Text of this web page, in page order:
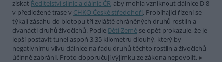
získat Ředitelství silnic a dálnic ČR, aby mohla vzniknout dálnice D 8
v předložené trase v CHKO České středohoří. Probíhající řízení se
týkají zásahu do biotopu tří zvláště chráněných druhů rostlin a
dvanácti druhů živočichů. Podle Dětí Země se opět prokazuje, že je
lepší postavit tunel aspoň 3,35 kilometru dlouhý, který by
negativnímu vlivu dálnice na řadu druhů těchto rostlin a živočichů
účinně zabránil. Proto doporučují výjimku ze zákona nepovolit.